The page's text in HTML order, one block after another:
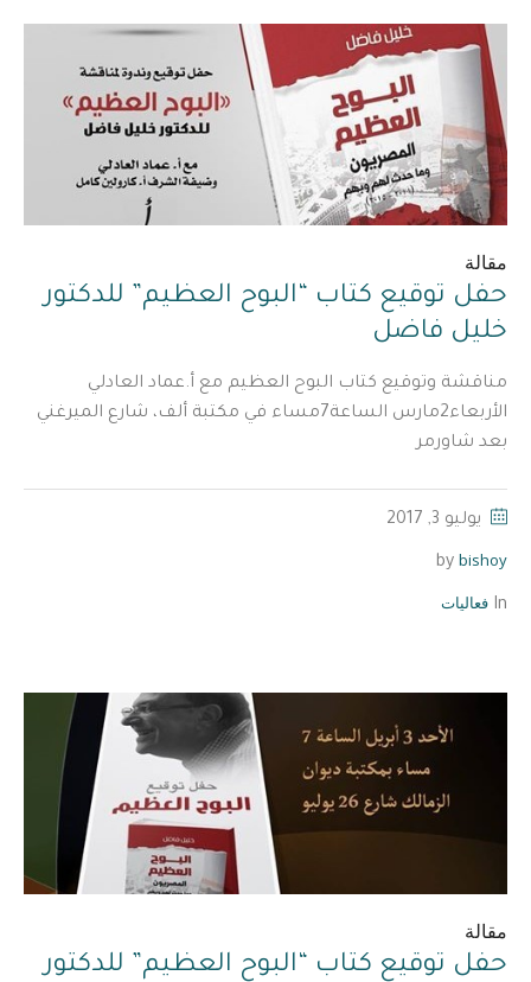
مقالة
حفل توقيع كتاب “البوح العظيم” للدكتور
خليل فاضل
مناقشة وتوقيع كتاب البوح العظيم مع أ.عماد العادلي
الأربعاء2مارس الساعة7مساء في مكتبة ألف، شارع الميرغني
بعد شاورمر
يوليو 3, 2017
by bishoy
In فعاليات
مقالة
حفل توقيع كتاب “البوح العظيم” للدكتور